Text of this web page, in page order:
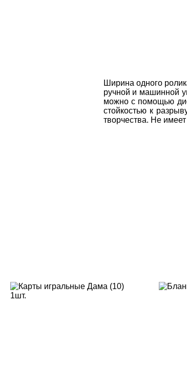
Ширина одного
ручной и машинной
можно с помощью
стойкостью к
творчества. Не